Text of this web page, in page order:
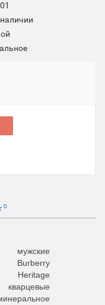
0
мужские
Burberry
Heritage
кварцевые